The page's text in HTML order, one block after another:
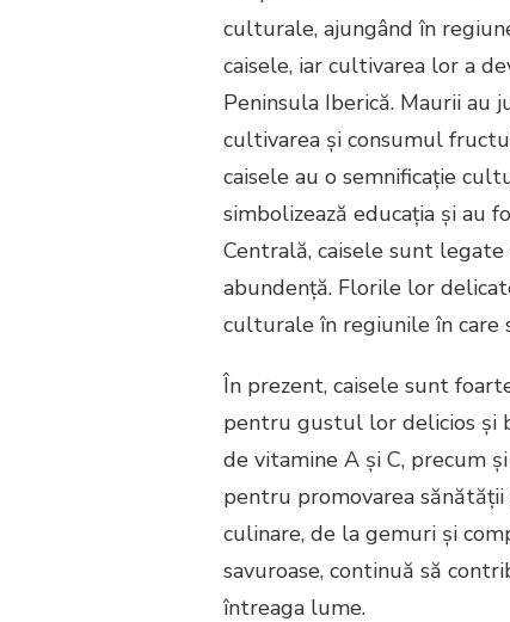
culturale, ajungând în
caisele, iar cultivarea lor a
Peninsula Iberică. Maurii au
cultivarea și consumul
caisele au o semnificație
simbolizează educația și au
Centrală, caisele sunt
abundență. Florile lor
culturale în regiunile în care
În prezent, caisele sunt
pentru gustul lor delicios și
de vitamine A și C, precum
pentru promovarea
culinare, de la gemuri și
savuroase, continuă să
întreaga lume.